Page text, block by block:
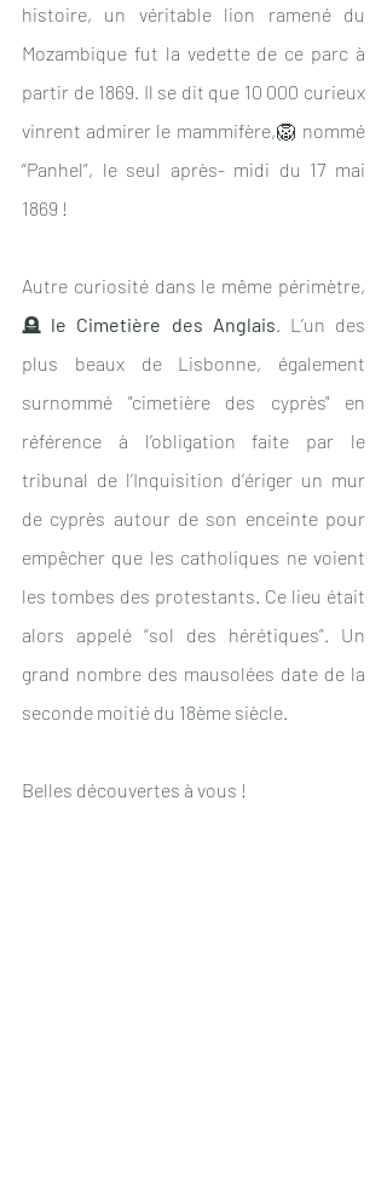
histoire, un véritable lion ramené du
Mozambique fut la vedette de ce parc à
partir de 1869. Il se dit que 10 000 curieux
vinrent admirer le mammifère,🦁 nommé
“Panhel”, le seul après- midi du 17 mai
1869 !
Autre curiosité dans le même périmètre,
🪦 le Cimetière des Anglais . L’un des
plus beaux de Lisbonne, également
surnommé "cimetière des cyprès" en
référence à l’obligation faite par le
tribunal de l’Inquisition d’ériger un mur
de cyprès autour de son enceinte pour
empêcher que les catholiques ne voient
les tombes des protestants. Ce lieu était
alors appelé “sol des hérétiques”. Un
grand nombre des mausolées date de la
seconde moitié du 18ème siècle.
Belles découvertes à vous !